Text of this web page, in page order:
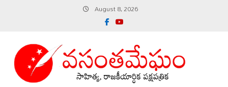
content
August 8, 2026